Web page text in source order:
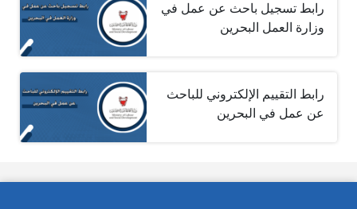
رابط تسجيل باحث عن عمل في
وزارة العمل البحرين
رابط التقييم الإلكتروني للباحث
عن عمل في البحرين